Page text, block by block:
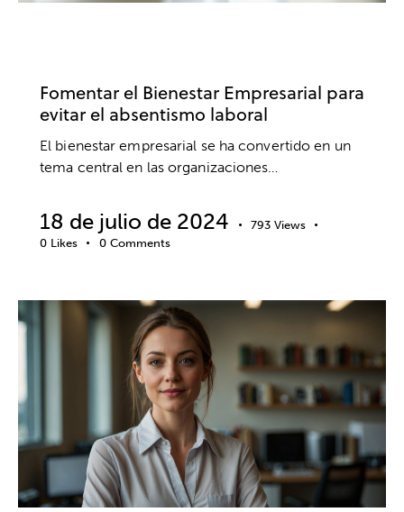
Fomentar el Bienestar Empresarial para
evitar el absentismo laboral
El bienestar empresarial se ha convertido en un
tema central en las organizaciones…
18 de julio de 2024 793 Views
0 Likes 0 Comments